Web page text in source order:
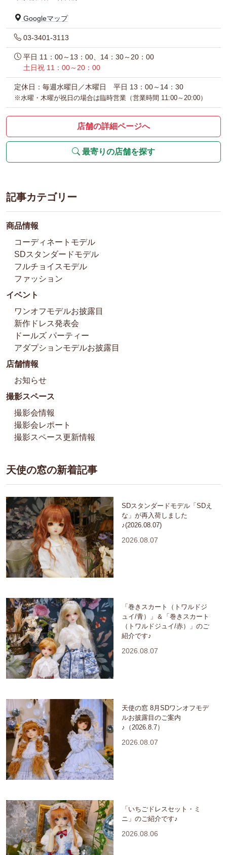
Googleマップ
03-3401-3113
平日 11：00～13：00、14：30～20：00
土日祝 11：00～20：00
定休日：毎週水曜日／木曜日 平日 13：00～14：30
※水曜・木曜が祝日の場合は臨時営業（営業時間 11:00～20:00）
店舗の詳細ページへ
最寄りの店舗を探す
記事カテゴリー
商品情報
コーディネートモデル
SDスタンダードモデル
フルチョイスモデル
ファッション
イベント
ワンオフモデルお披露目
新作ドレス発表会
ドールズ パーティー
アダプションモデルお披露目
店舗情報
お知らせ
撮影スペース
撮影会情報
撮影会レポート
撮影スペース更新情報
天使の窓の新着記事
SDスタンダードモデル「SDえ
な」が再入荷しました
♪(2026.08.07)
2026.08.07
「巻きスカート（トワルドジ
ュイ/青）」＆「巻きスカート
（トワルドジュイ/赤）」のご
紹介です♪
2026.08.07
天使の窓 8月SDワンオフモデ
ルお披露目のご案内
♪（2026.8.7）
2026.08.07
「いちごドレスセット・ミ
ニ」のご紹介です♪
2026.08.06